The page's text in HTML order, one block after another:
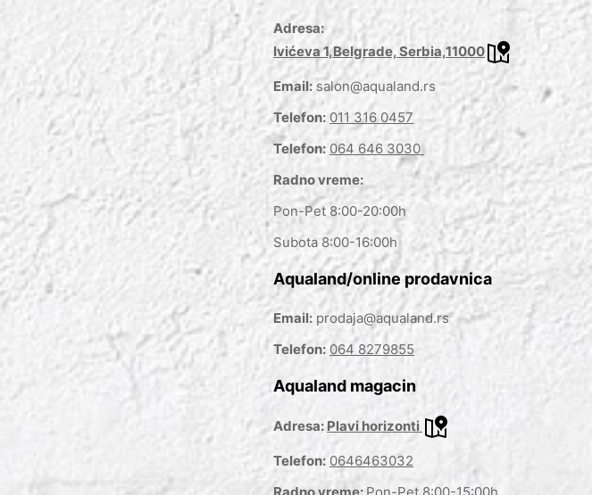
Adresa:
Ivićeva 1,Belgrade, Serbia,11000
Email: salon@aqualand.rs
Telefon: 011 316 0457
Telefon: 064 646 3030
Radno vreme:
Pon-Pet 8:00-20:00h
Subota 8:00-16:00h
Aqualand/online prodavnica
Email: prodaja@aqualand.rs
Telefon: 064 8279855
Aqualand magacin
Adresa:Plavi horizonti
Telefon: 0646463032